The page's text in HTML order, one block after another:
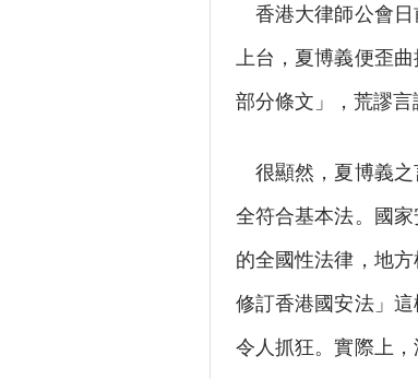
香港大律師公會日
上台，夏博義便歪
部分條文」，荒謬言
很顯然，夏博義之
全符合基本法。國
的全國性法律，地
修訂香港國安法」
令人抓狂。實際上